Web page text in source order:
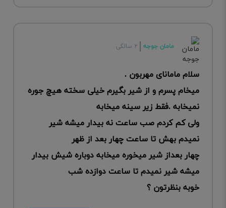
مامان جوجه ۲ سالگی
سلام مامانای مهربون .
میخام پسرم و از شیر بگیرم خیلی سخته هیچ جوره
نمیخابه .فقط زیر سینه میخابه
ولی کم کردم صب ساعت نه بیدار میشه شیر
نمیدم بهش تا ساعت چهار بعد از ظهر
چهار بعداز شیر میخوره میخابه دوباره شیش بیدار
میشه شیر نمیدم تا ساعت دوازده شب
خوبه بنظرتون ؟